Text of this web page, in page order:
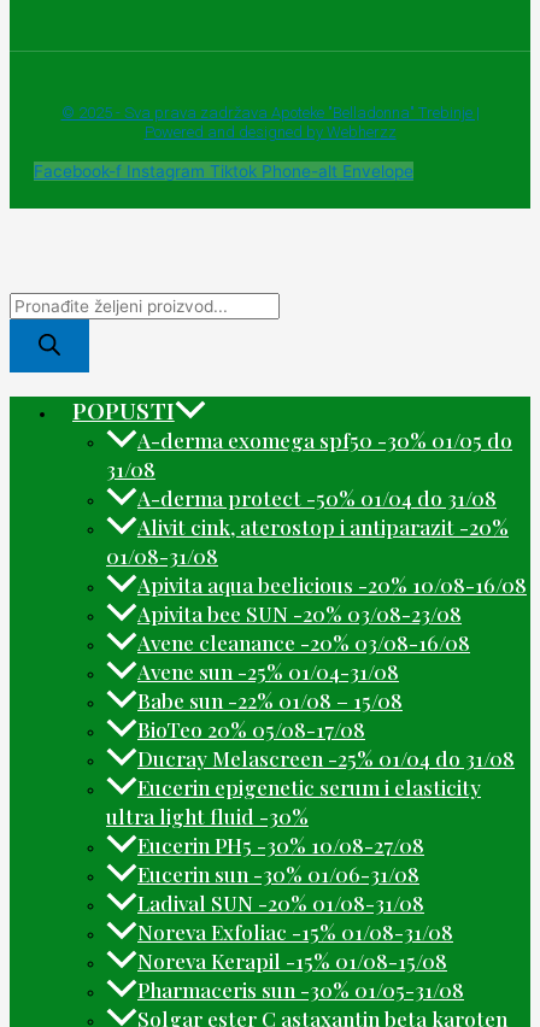
© 2025 - Sva prava zadržava Apoteke "Belladonna" Trebinje |
Powered and designed by Webherzz
Facebook-f Instagram Tiktok Phone-alt Envelope
POPUSTI
A-derma exomega spf50 -30% 01/05 do
31/08
A-derma protect -50% 01/04 do 31/08
Alivit cink, aterostop i antiparazit -20%
01/08-31/08
Apivita aqua beelicious -20% 10/08-16/08
Apivita bee SUN -20% 03/08-23/08
Avene cleanance -20% 03/08-16/08
Avene sun -25% 01/04-31/08
Babe sun -22% 01/08 – 15/08
BioTeo 20% 05/08-17/08
Ducray Melascreen -25% 01/04 do 31/08
Eucerin epigenetic serum i elasticity
ultra light fluid -30%
Eucerin PH5 -30% 10/08-27/08
Eucerin sun -30% 01/06-31/08
Ladival SUN -20% 01/08-31/08
Noreva Exfoliac -15% 01/08-31/08
Noreva Kerapil -15% 01/08-15/08
Pharmaceris sun -30% 01/05-31/08
Solgar ester C astaxantin beta karoten